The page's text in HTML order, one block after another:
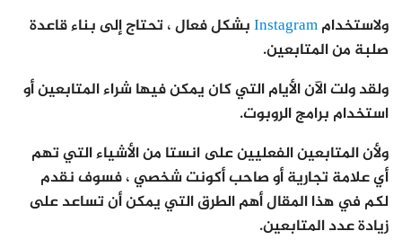
ولاستخدامInstagramبشكل فعال ، تحتاج إلى بناء قاعدة
صلبة من المتابعين.
ولقد ولت الآن الأيام التي كان يمكن فيها شراء المتابعين أو
استخدام برامج الروبوت.
ولأن المتابعين الفعليين على انستا من الأشياء التي تهم
أي علامة تجارية أو صاحب أكونت شخصي ، فسوف نقدم
لكم في هذا المقال أهم الطرق التي يمكن أن تساعد على
زيادة عدد المتابعين.